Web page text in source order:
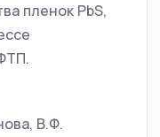
пленок PbS,
В.Ф.